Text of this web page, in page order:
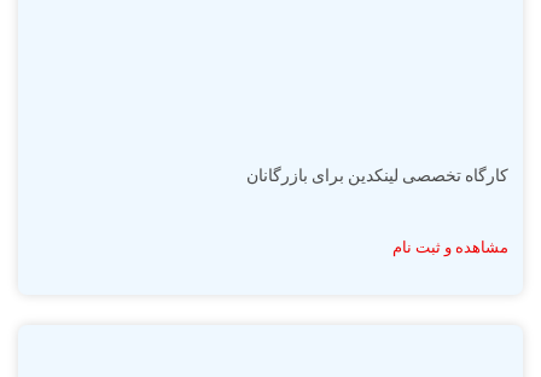
کارگاه تخصصی لینکدین برای بازرگانان
مشاهده و ثبت نام